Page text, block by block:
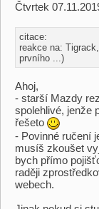
Čtvrtek
citace:
reakce na:
prvního ...)
Ahoj,
- starší Mazdy
spolehlivé, jenže
řešeto
- Povinné ručení
musíš zkoušet
bych přímo
raději
webech.